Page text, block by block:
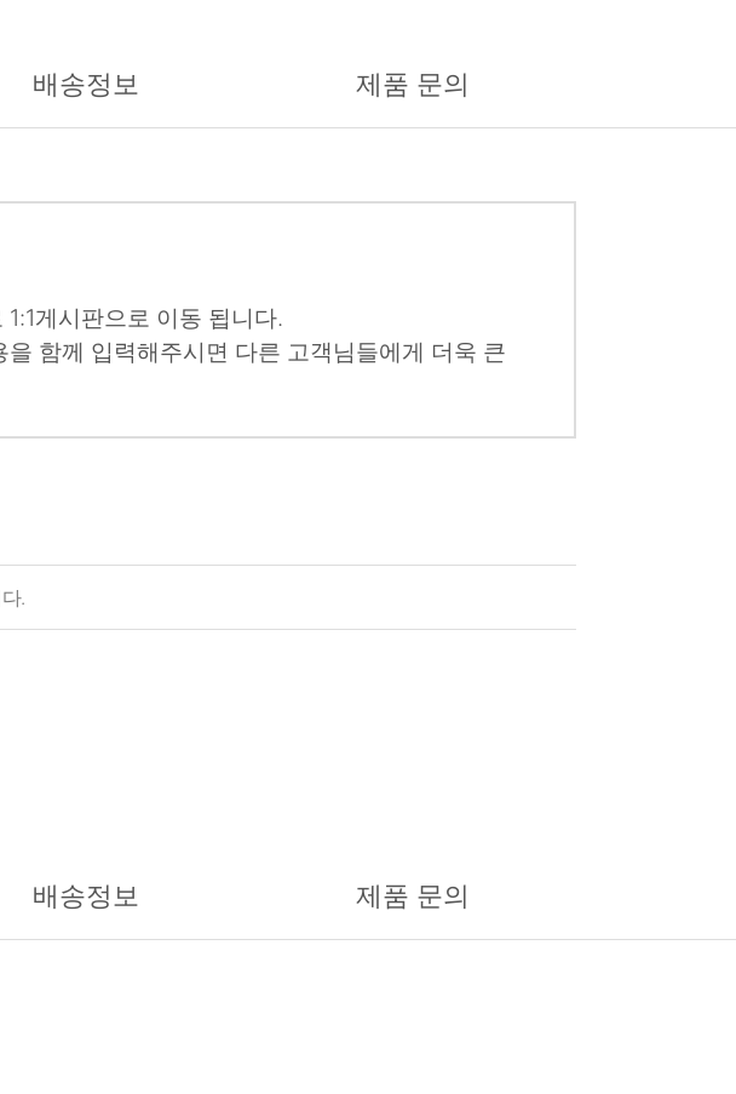
배송정보 제품 문의
게시판으로 이동 됩니다.
함께 입력해주시면 다른 고객님들에게 더욱 큰
.
배송정보 제품 문의